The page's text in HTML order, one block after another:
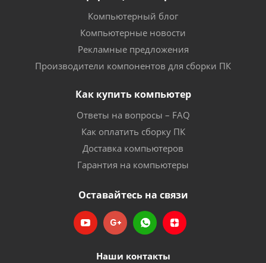
Компьютерный блог
Компьютерные новости
Рекламные предложения
Производители компонентов для сборки ПК
Как купить компьютер
Ответы на вопросы – FAQ
Как оплатить сборку ПК
Доставка компьютеров
Гарантия на компьютеры
Оставайтесь на связи
Наши контакты